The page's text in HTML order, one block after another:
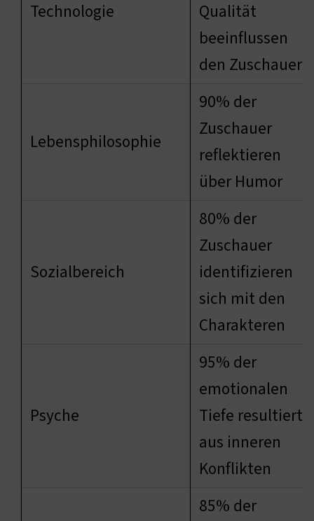
Technologie
Qualität
beeinflussen
den Zuschauer
Lebensphilosophie
90% der
Zuschauer
reflektieren
über Humor
Sozialbereich
80% der
Zuschauer
identifizieren
sich mit den
Charakteren
Psyche
95% der
emotionalen
Tiefe resultiert
aus inneren
Konflikten
85% der